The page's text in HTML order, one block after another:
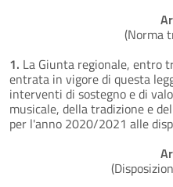
(Norma
1. La Giunta regionale, entro
entrata in vigore di questa
interventi di sostegno e di
musicale, della tradizione e
per l'anno 2020/2021 alle